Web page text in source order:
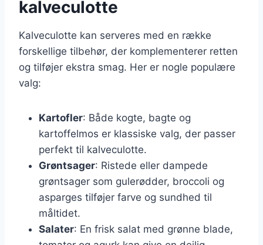
kalveculotte
Kalveculotte kan serveres med en række
forskellige tilbehør, der komplementerer retten
og tilføjer ekstra smag. Her er nogle populære
valg:
Kartofler: Både kogte, bagte og
kartoffelmos er klassiske valg, der passer
perfekt til kalveculotte.
Grøntsager: Ristede eller dampede
grøntsager som gulerødder, broccoli og
asparges tilføjer farve og sundhed til
måltidet.
Salater: En frisk salat med grønne blade,